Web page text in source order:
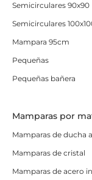
Semicirculares 90x90
Semicirculares
Mampara 95cm
Pequeñas
Pequeñas bañera
Mamparas por
Mamparas de ducha
Mamparas de cristal
Mamparas de acero